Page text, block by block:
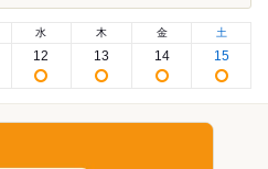
水
12
木
13
金
14
土
15